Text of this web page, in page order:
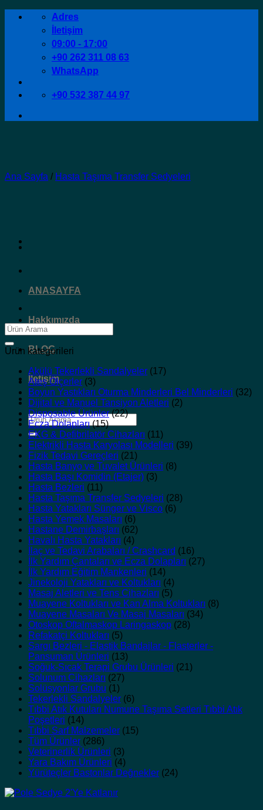
İçeriğe
Adres
İletişim
09:00 - 17:00
+90 262 311 08 63
WhatsApp
+90 532 387 44 97
ANASAYFA
Hakkımızda
BLOG
İletişim
Ara:
Ana Sayfa / Hasta Taşıma Transfer Sedyeleri
Ara:
Ürün kategorileri
Akülü Tekerlekli Sandalyeler (17)
Ateş Ölçerler (3)
Boyun Yastıkları Oturma Minderleri Bel Minderleri (32)
Dijital ve Manuel Tansiyon Aletleri (2)
Disposable Ürünler (22)
Ecza Dolapları (15)
EKG & Defibrilatör Cihazları (11)
Elektrikli Hasta Karyolası Modelleri (39)
Fizik Tedavi Gereçleri (21)
Hasta Banyo ve Tuvalet Ürünleri (8)
Hasta Başı Komidin (Etajer) (3)
Hasta Bezleri (11)
Hasta Taşıma Transfer Sedyeleri (28)
Hasta Yatakları Sünger ve Visco (6)
Hasta Yemek Masaları (6)
Hastane Demirbaşları (62)
Havalı Hasta Yatakları (4)
İlaç ve Tedavi Arabaları / Crashcard (16)
İlk Yardım Çantaları ve Ecza Dolapları (27)
İlk Yardım Eğitim Mankenleri (14)
Jinekoloji Yatakları ve Koltukları (4)
Masaj Aletleri ve Tens Cihazları (5)
Muayene Koltukları ve Kan Alma Koltukları (8)
Muayene Masaları Ve Masaj Masaları (34)
Otoskop Oftalmaskop Laringaskop (28)
Refakatçi Koltukları (5)
Sargı Bezleri - Elastik Bandajlar - Flasterler -
Pansuman Ürünleri (13)
Soğuk-Sıcak Terapi Grubu Ürünleri (21)
Solunum Cihazları (27)
Solüsyonlar Grubu (1)
Tekerlekli Sandalyeler (6)
Tıbbi Atık Kutuları Numune Taşıma Setleri Tıbbi Atık
Poşetleri (14)
Tıbbi Sarf Malzemeler (15)
Tüm Ürünler (286)
Veterinerlik Ürünleri (3)
Yara Bakım Ürünleri (4)
Yürüteçler Bastonlar Değnekler (24)